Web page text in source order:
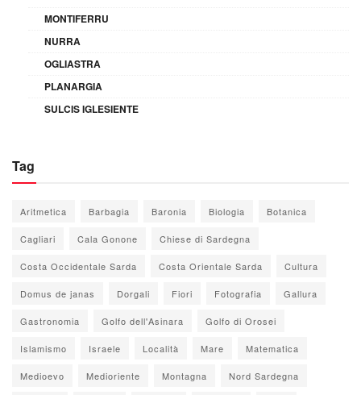
MONTIFERRU
NURRA
OGLIASTRA
PLANARGIA
SULCIS IGLESIENTE
Tag
Aritmetica Barbagia Baronia Biologia Botanica
Cagliari Cala Gonone Chiese di Sardegna
Costa Occidentale Sarda Costa Orientale Sarda Cultura
Domus de janas Dorgali Fiori Fotografia Gallura
Gastronomia Golfo dell'Asinara Golfo di Orosei
Islamismo Israele Località Mare Matematica
Medioevo Medioriente Montagna Nord Sardegna